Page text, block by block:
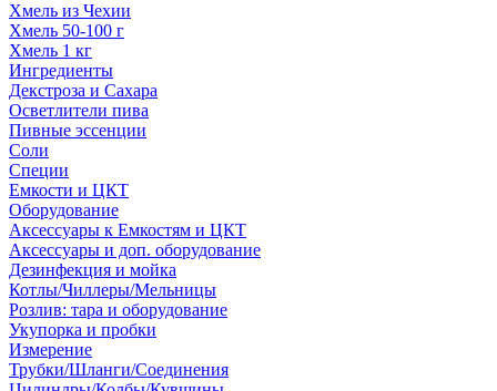
Хмель из Чехии
Хмель 50-100 г
Хмель 1 кг
Ингредиенты
Декстроза и Сахара
Осветлители пива
Пивные эссенции
Соли
Специи
Емкости и ЦКТ
Оборудование
Аксессуары к Емкостям и ЦКТ
Аксессуары и доп. оборудование
Дезинфекция и мойка
Котлы/Чиллеры/Мельницы
Розлив: тара и оборудование
Укупорка и пробки
Измерение
Трубки/Шланги/Соединения